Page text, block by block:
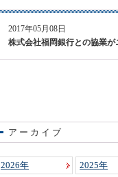
2017年05月08日
株式会社福岡銀行との協業
アーカイブ
2026 2025